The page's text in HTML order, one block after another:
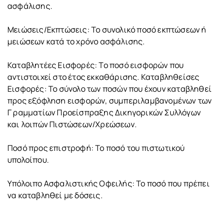
ασφάλισης.
Μειώσεις/Εκπτώσεις: Το συνολικό ποσό εκπτώσεων ή
μειώσεων κατά το χρόνο ασφάλισης.
Καταβλητέες Εισφορές: Το ποσό εισφορών που
αντιστοιχεί στο έτος εκκαθάρισης. Καταβληθείσες
Εισφορές: Το σύνολο των ποσών που έχουν καταβληθεί
προς εξόφληση εισφορών, συμπεριλαμβανομένων των
Γ ραμματίων Προείσπραξης Δικηγορικών Συλλόγων
και λοιπών Πιστώσεων/Χρεώσεων.
Ποσό προς επιστροφή: Το ποσό του πιστωτικού
υπολοίπου.
Υπόλοιπο Ασφαλιστικής Οφειλής: Το ποσό που πρέπει
να καταβληθεί με δόσεις.